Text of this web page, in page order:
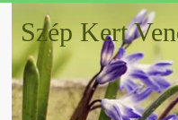
Szép Kert